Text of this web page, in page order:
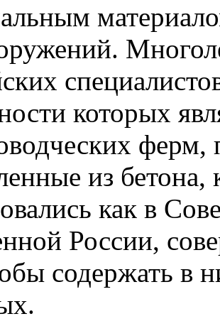
которых
ферм,
из
как в
России,
содержать в